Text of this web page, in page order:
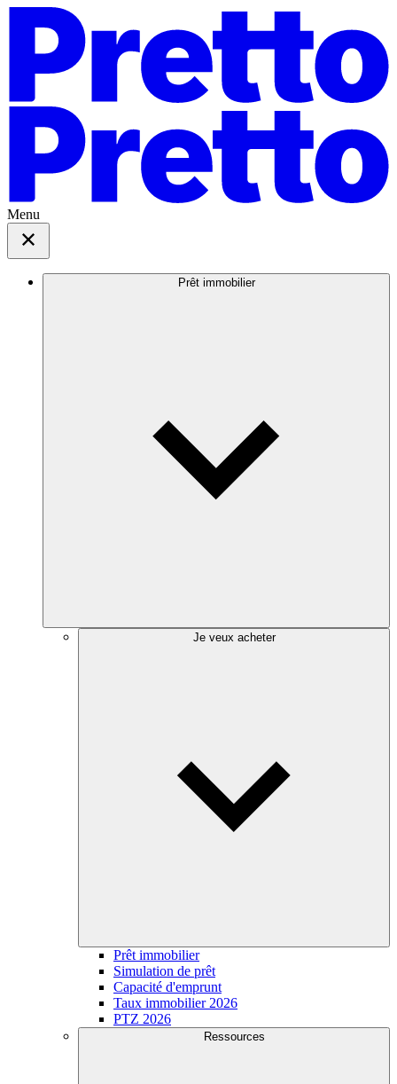
Menu
Prêt immobilier
Je veux acheter
Prêt immobilier
Simulation de prêt
Capacité d'emprunt
Taux immobilier 2026
PTZ 2026
Ressources